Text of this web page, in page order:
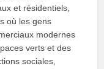
et résidentiels,
où les gens
modernes
verts et des
sociales,